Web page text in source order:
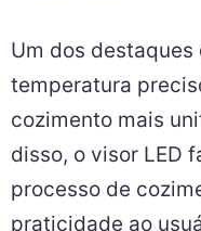
Um dos
temperatura
cozimento mais
disso, o visor LED
processo de
praticidade ao